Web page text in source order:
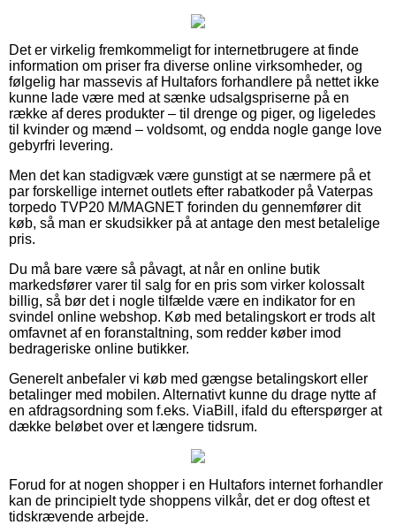
Det er virkelig fremkommeligt for internetbrugere at finde
information om priser fra diverse online virksomheder, og
følgelig har massevis af Hultafors forhandlere på nettet ikke
kunne lade være med at sænke udsalgspriserne på en
række af deres produkter – til drenge og piger, og ligeledes
til kvinder og mænd – voldsomt, og endda nogle gange love
gebyrfri levering.
Men det kan stadigvæk være gunstigt at se nærmere på et
par forskellige internet outlets efter rabatkoder på Vaterpas
torpedo TVP20 M/MAGNET forinden du gennemfører dit
køb, så man er skudsikker på at antage den mest betalelige
pris.
Du må bare være så påvagt, at når en online butik
markedsfører varer til salg for en pris som virker kolossalt
billig, så bør det i nogle tilfælde være en indikator for en
svindel online webshop. Køb med betalingskort er trods alt
omfavnet af en foranstaltning, som redder køber imod
bedrageriske online butikker.
Generelt anbefaler vi køb med gængse betalingskort eller
betalinger med mobilen. Alternativt kunne du drage nytte af
en afdragsordning som f.eks. ViaBill, ifald du efterspørger at
dække beløbet over et længere tidsrum.
Forud for at nogen shopper i en Hultafors internet forhandler
kan de principielt tyde shoppens vilkår, det er dog oftest et
tidskrævende arbejde.